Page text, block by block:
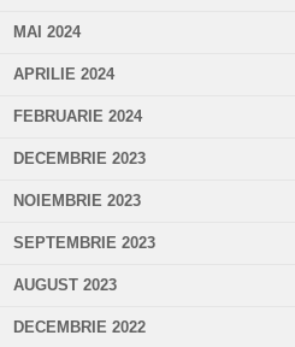
MAI 2024
APRILIE 2024
FEBRUARIE 2024
DECEMBRIE 2023
NOIEMBRIE 2023
SEPTEMBRIE 2023
AUGUST 2023
DECEMBRIE 2022